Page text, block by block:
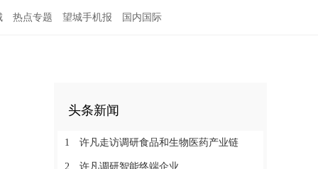
热点专题 望城手机报 国内国际
头条新闻
1 许凡走访调研食品和生物医药产业链
2 许凡调研智能终端企业